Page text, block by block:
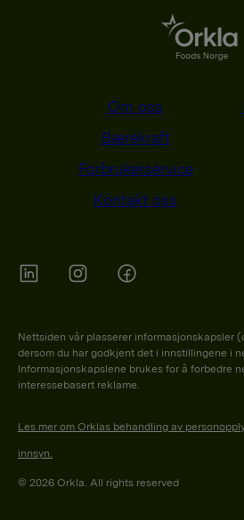
Om oss
Bærekraft
Forbrukerservice
Kontakt oss
Nettsiden vår plasserer informasjonskapsler
dersom du har godkjent det i innstillingene i
Informasjonskapslene brukes for å forbedre
interessebasert reklame.
Les mer om Orklas behandling av
innsyn.
© 2026 Orkla. All rights reserved